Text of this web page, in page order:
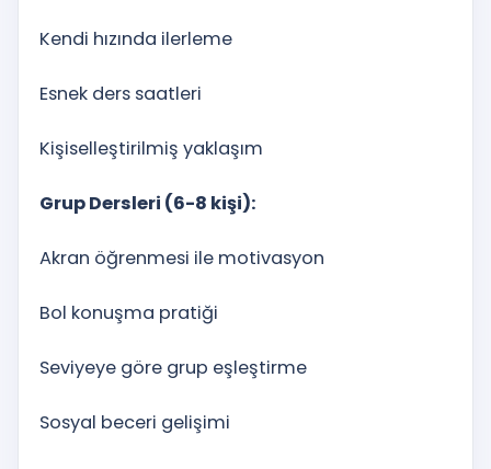
Kendi hızında ilerleme
Esnek ders saatleri
Kişiselleştirilmiş yaklaşım
Grup Dersleri (6-8 kişi):
Akran öğrenmesi ile motivasyon
Bol konuşma pratiği
Seviyeye göre grup eşleştirme
Sosyal beceri gelişimi